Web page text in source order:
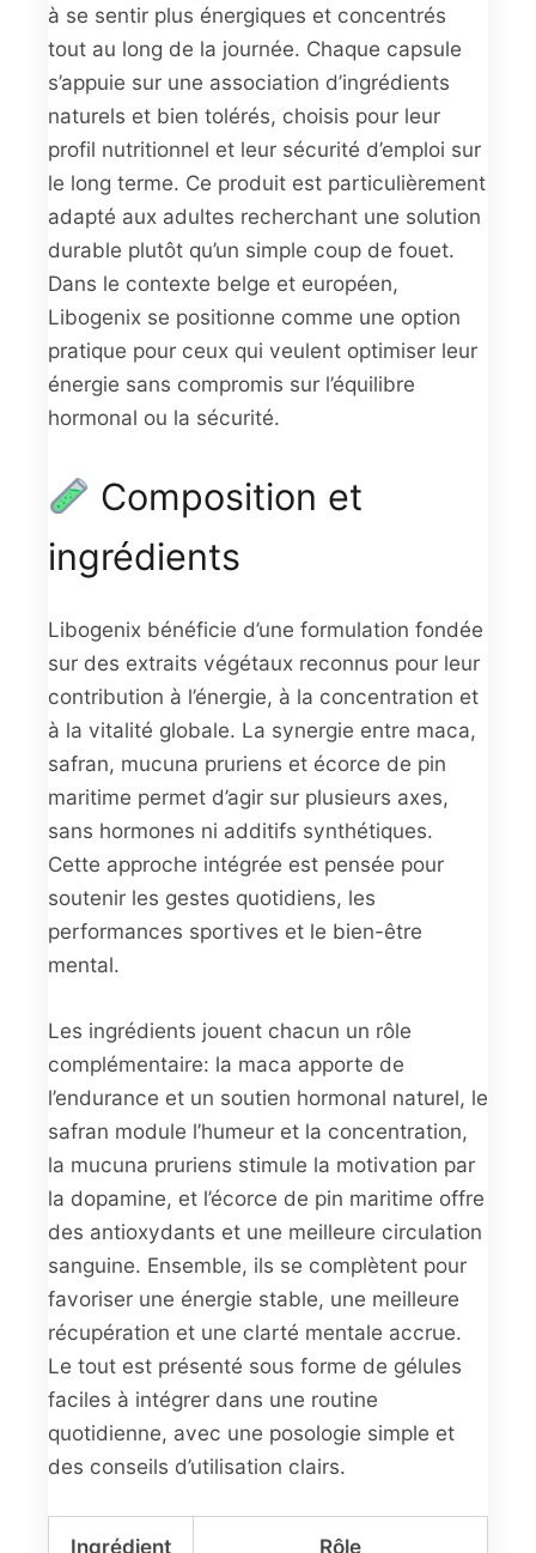
à se sentir plus énergiques et concentrés
tout au long de la journée. Chaque capsule
s’appuie sur une association d’ingrédients
naturels et bien tolérés, choisis pour leur
profil nutritionnel et leur sécurité d’emploi sur
le long terme. Ce produit est particulièrement
adapté aux adultes recherchant une solution
durable plutôt qu’un simple coup de fouet.
Dans le contexte belge et européen,
Libogenix se positionne comme une option
pratique pour ceux qui veulent optimiser leur
énergie sans compromis sur l’équilibre
hormonal ou la sécurité.
Composition et
ingrédients
Libogenix bénéficie d’une formulation fondée
sur des extraits végétaux reconnus pour leur
contribution à l’énergie, à la concentration et
à la vitalité globale. La synergie entre maca,
safran, mucuna pruriens et écorce de pin
maritime permet d’agir sur plusieurs axes,
sans hormones ni additifs synthétiques.
Cette approche intégrée est pensée pour
soutenir les gestes quotidiens, les
performances sportives et le bien-être
mental.
Les ingrédients jouent chacun un rôle
complémentaire: la maca apporte de
l’endurance et un soutien hormonal naturel, le
safran module l’humeur et la concentration,
la mucuna pruriens stimule la motivation par
la dopamine, et l’écorce de pin maritime offre
des antioxydants et une meilleure circulation
sanguine. Ensemble, ils se complètent pour
favoriser une énergie stable, une meilleure
récupération et une clarté mentale accrue.
Le tout est présenté sous forme de gélules
faciles à intégrer dans une routine
quotidienne, avec une posologie simple et
des conseils d’utilisation clairs.
Ingrédient Rôle